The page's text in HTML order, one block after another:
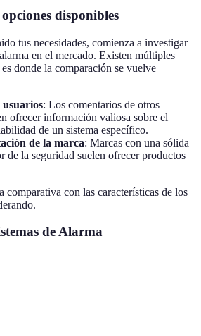
disponibles
tus necesidades, comienza a investigar
en el mercado. Existen múltiples
donde la comparación se vuelve
usuarios: Los comentarios de otros
ofrecer información valiosa sobre el
de un sistema específico.
de la marca: Marcas con una sólida
de la seguridad suelen ofrecer productos
comparativa con las características de los
de Alarma